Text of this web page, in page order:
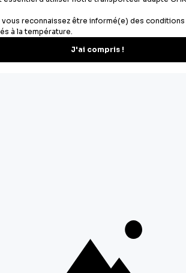
astuces et offres spéciales.
S'inscrire
service client